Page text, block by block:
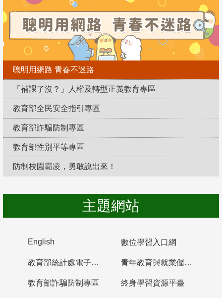
聰明用網路 青春不迷路
「補課了沒？」人權及轉型正義教育專區
教育部全民安全指引專區
教育部詐騙防制專區
教育部性別平等專區
防制校園霸凌，勇敢說出來！
主題網站
English 數位學習入口網
教育部統計處電子書櫃 青年教育與就業儲蓄帳戶
教育部詐騙防制專區 終身學習資源平臺